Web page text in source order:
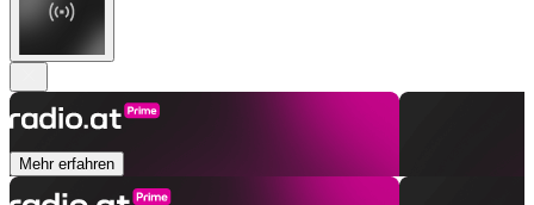
Mehr erfahren